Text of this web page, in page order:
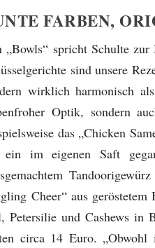
FARBEN,
„Bowls“ spricht Schulte
sind unsere
wirklich harmonisch
Optik, sondern
das „Chicken
im eigenen Saft
Cheer“ aus
Petersilie und Cashews in
circa 14 Euro.